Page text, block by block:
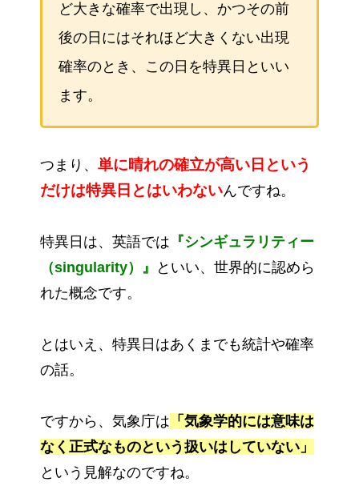
ど大きな確率で出現し、かつその前
後の日にはそれほど大きくない出現
確率のとき、この日を特異日といい
ます。
つまり、 単に晴れの確立が高い日という
だけは特異日とはいわないんですね。
特異日は、英語では 『シンギュラリティー
（singularity）』
といい、世界的に認めら
れた概念です。
とはいえ、特異日はあくまでも統計や確率
の話。
ですから、気象庁は 「気象学的には意味は
なく正式なものという扱いはしていない」
という見解なのですね。